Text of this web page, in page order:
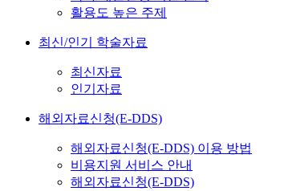
활용도 높은 주제
최신/인기 학술자료
최신자료
인기자료
해외자료신청(E-DDS)
해외자료신청(E-DDS) 이용 방법
비용지원 서비스 안내
해외자료신청(E-DDS)